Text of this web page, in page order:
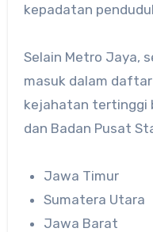
kepadatan
Selain Metro Jaya,
masuk dalam
kejahatan tertinggi
dan Badan Pusat
Jawa Timur
Sumatera Utara
Jawa Barat